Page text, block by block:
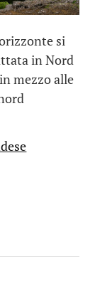
si
in Nord
mezzo alle